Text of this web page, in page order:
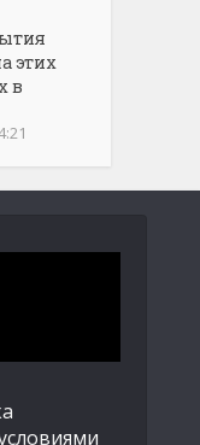
этих
в